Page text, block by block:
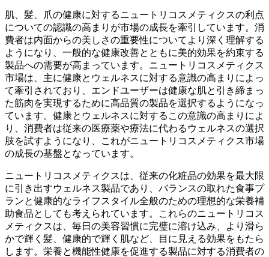
肌、髪、爪の健康に対するニュートリコスメティクスの利点
についての認識の高まりが市場の成長を牽引しています。消
費者は内面からの美しさの重要性についてより深く理解する
ようになり、一般的な健康改善とともに美的効果を約束する
製品への需要が高まっています。ニュートリコスメティクス
市場は、主に健康とウェルネスに対する意識の高まりによっ
て牽引されており、エンドユーザーは健康な肌と引き締まっ
た筋肉を実現するために高品質の製品を選択するようになっ
ています。健康とウェルネスに対するこの意識の高まりによ
り、消費者は従来の医療薬や療法に代わるウェルネスの選択
肢を試すようになり、これがニュートリコスメティクス市場
の成長の基盤となっています。
ニュートリコスメティクスは、従来の化粧品の効果を最大限
に引き出すウェルネス製品であり、バランスの取れた食事プ
ランと健康的なライフスタイル全般のための理想的な栄養補
助食品としても考えられています。これらのニュートリコス
メティクスは、毎日の美容習慣に完璧に溶け込み、より滑ら
かで輝く髪、健康的で輝く肌など、目に見える効果をもたら
します。栄養と機能性健康を促進する製品に対する消費者の